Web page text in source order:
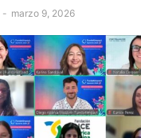
- marzo 9, 2026